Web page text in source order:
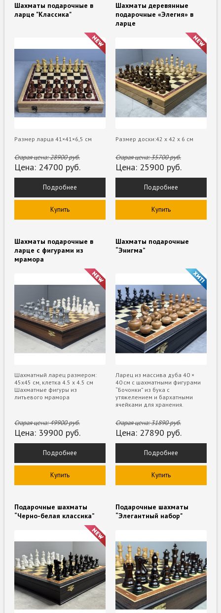
Шахматы подарочные в
ларце "Классика"
Размер ларца 41×41×6,5 см
Старая цена:28900руб.
Цена: 24700 руб.
Подробнее
Купить
Шахматы деревянные
подарочные «Элегия» в
ларце
Размер доски:42 х 42 х 6 см
Старая цена:35700руб.
Цена: 25900 руб.
Подробнее
Купить
Шахматы подарочные в
ларце с фигурами из
мрамора
Шахматный ларец размером:
45х45 см, клетка 4.5 х 4.5 см
Шахматные фигуры из
литьевого мрамора
Старая цена:49900руб.
Цена: 39900 руб.
Подробнее
Купить
Шахматы подарочные
“Энигма”
Ларец из массива дуба 40 ×
40 см с шахматными фигурами
“Бочонки” из бука с
утяжелением и бархатными
ячейками для хранения.
Старая цена:31890руб.
Цена: 27890 руб.
Подробнее
Купить
Подарочные шахматы
“Черно-белая классика”
Подарочные шахматы
“Элегантный набор"